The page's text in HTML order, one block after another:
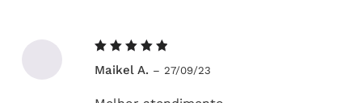
5de 5
Maikel A. – 27/09/23